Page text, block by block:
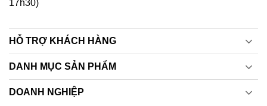
17h30)
HỖ TRỢ KHÁCH HÀNG
DANH MỤC SẢN PHẨM
DOANH NGHIỆP